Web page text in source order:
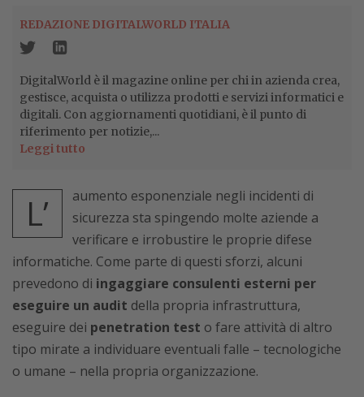
REDAZIONE DIGITALWORLD ITALIA
DigitalWorld è il magazine online per chi in azienda crea,
gestisce, acquista o utilizza prodotti e servizi informatici e
digitali. Con aggiornamenti quotidiani, è il punto di
riferimento per notizie,...
Leggi tutto
L’
aumento esponenziale negli incidenti di
sicurezza sta spingendo molte aziende a
verificare e irrobustire le proprie difese
informatiche. Come parte di questi sforzi, alcuni
prevedono di ingaggiare consulenti esterni per
eseguire un audit della propria infrastruttura,
eseguire dei penetration test o fare attività di altro
tipo mirate a individuare eventuali falle – tecnologiche
o umane – nella propria organizzazione.